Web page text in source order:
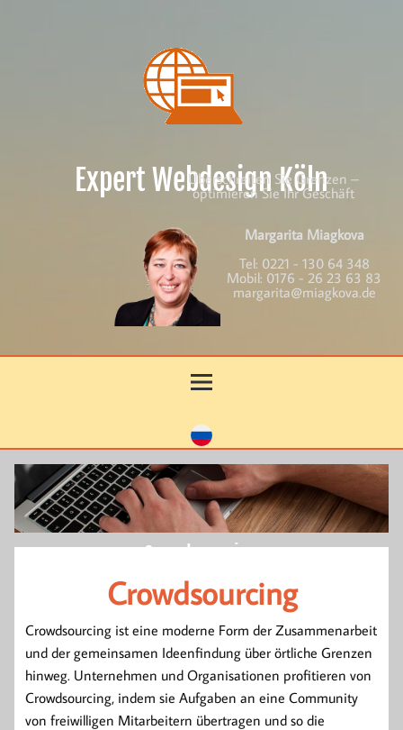
Expert Webdesign Köln
Überschreiten Sie Grenzen –
optimieren Sie Ihr Geschäft
Margarita Miagkova
Tel: 0221 - 130 64 348
Mobil: 0176 - 26 23 63 83
margarita@miagkova.de
Crowdsourcing
Crowdsourcing
Crowdsourcing ist eine moderne Form der Zusammenarbeit
und der gemeinsamen Ideenfindung über örtliche Grenzen
hinweg. Unternehmen und Organisationen profitieren von
Crowdsourcing, indem sie Aufgaben an eine Community
von freiwilligen Mitarbeitern übertragen und so die